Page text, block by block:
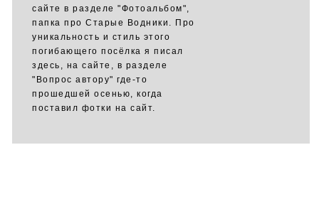
сайте в разделе "Фотоальбом",
папка про Старые Водники. Про
уникальность и стиль этого
погибающего посёлка я писал
здесь, на сайте, в разделе
"Вопрос автору" где-то
прошедшей осенью, когда
поставил фотки на сайт.